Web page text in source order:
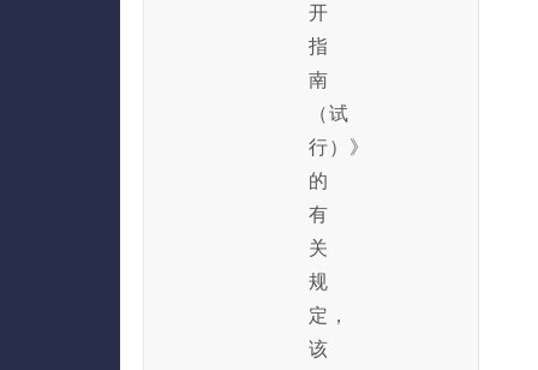
开
指
南
（试
行）》
的
有
关
规
定，
该